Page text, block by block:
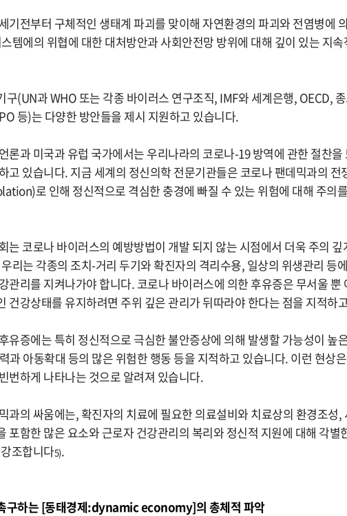
기전부터 구체적인 생태계 파괴를 맞이해 자연환경의 파괴와 전염병에
템에의 위협에 대한 대처방안과 사회안전망 방위에 대해 깊이 있는 지
구(UN과 WHO 또는 각종 바이러스 연구조직, IMF와 세계은행, OECD,
등)는 다양한 방안들을 제시 지원하고 있습니다.
론과 미국과 유럽 국가에서는 우리나라의 코로나-19 방역에 관한 절찬을
고 있습니다. 지금 세계의 정신의학 전문기관들은 코로나 팬데믹과의 전
로 인해 정신적으로 격심한 충경에 빠질 수 있는 위험에 대해 주의
는 코로나 바이러스의 예방방법이 개발 되지 않는 시점에서 더욱 주의 깊
리는 각종의 조치-거리 두기와 확진자의 격리수용, 일상의 위생관리 등
관리를 지켜나가야 합니다. 코로나 바이러스에 의한 후유증은 무서울 뿐
건강상태를 유지하려면 주위 깊은 관리가 뒤따라야 한다는 점을 지적하
유증에는 특히 정신적으로 극심한 불안증상에 의해 발생할 가능성이 높
과 아동확대 등의 많은 위험한 행동 등을 지적하고 있습니다. 이런 현상
번하게 나타나는 것으로 알려져 있습니다.
과의 싸움에는, 확진자의 치료에 필요한 의료설비와 치료상의 환경조성,
포함한 많은 요소와 근로자 건강관리의 복리와 정신적 지원에 대해 각별
조합니다5).
구하는 [동태경제:dynamic economy]의 총체적 파악